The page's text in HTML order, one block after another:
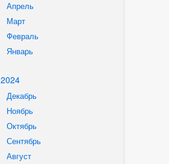
Апрель
Март
Февраль
Январь
2024
Декабрь
Ноябрь
Октябрь
Сентябрь
Август